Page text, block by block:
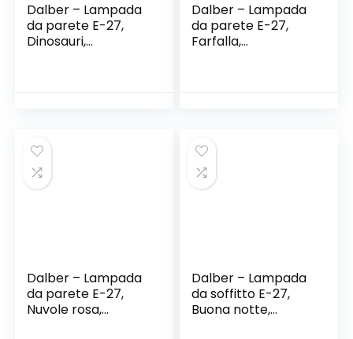
Dalber – Lampada
da parete E-27,
Dinosauri,
Dalber – Lampada
da parete E-27,
Farfalla,
Dalber – Lampada
da parete E-27,
Nuvole rosa,
Dalber – Lampada
da soffitto E-27,
Buona notte,